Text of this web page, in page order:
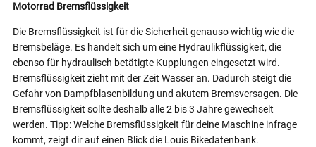
Motorrad Bremsflüssigkeit
Die Bremsflüssigkeit ist für die Sicherheit genauso wichtig wie die
Bremsbeläge. Es handelt sich um eine Hydraulikflüssigkeit, die
ebenso für hydraulisch betätigte Kupplungen eingesetzt wird.
Bremsflüssigkeit zieht mit der Zeit Wasser an. Dadurch steigt die
Gefahr von Dampfblasenbildung und akutem Bremsversagen. Die
Bremsflüssigkeit sollte deshalb alle 2 bis 3 Jahre gewechselt
werden. Tipp: Welche Bremsflüssigkeit für deine Maschine infrage
kommt, zeigt dir auf einen Blick die Louis Bikedatenbank.